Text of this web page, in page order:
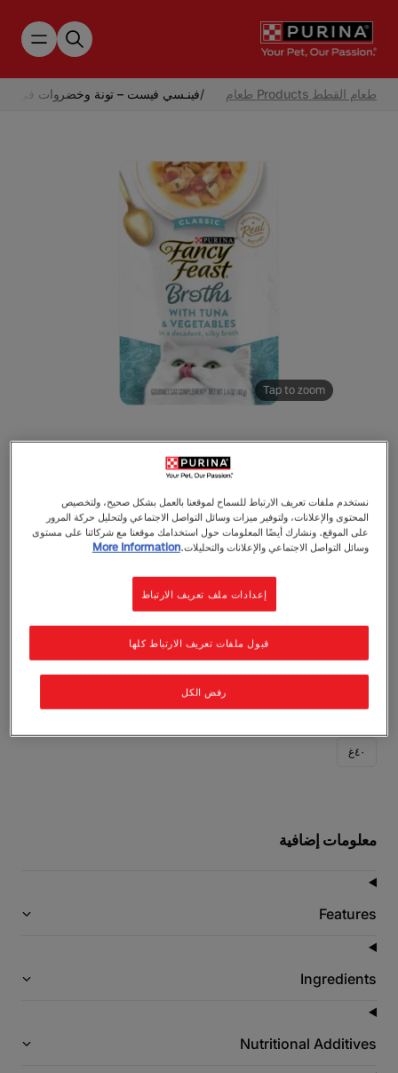
طعام القطط Products طعام /فينـسي فيست – تونة وخضروات في
Tap to zoom
فانسي فيست
فانسي فيست بتونة وخضار في مرق
مرق فاخر ناعم القوام، محضر من قطع التونة
يحتوي على قطع تونة طرية وطبيعية.
خالي من الألوان والنكهات والمواد الحافظة الصناعية.
محضر دون أي مكونات ثانوية أو مواد حشو.
يُقدَّم كمكمّل مثالي لطعام قطتك المفضل.
اكتب تقييم
٤٠غ
معلومات إضافية
Features
Ingredients
Nutritional Additives
نستخدم ملفات تعريف الارتباط للسماح لموقعنا بالعمل بشكل صحيح، ولتخصيص
المحتوى والإعلانات، ولتوفير ميزات وسائل التواصل الاجتماعي ولتحليل حركة المرور
على الموقع. ونشارك أيضًا المعلومات حول استخدامك موقعنا مع شركائنا على مستوى
وسائل التواصل الاجتماعي والإعلانات والتحليلات.More Information
إعدادات ملف تعريف الارتباط
رفض الكل
قبول ملفات تعريف الارتباط كلها